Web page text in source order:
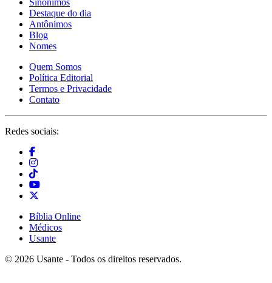
Destaque do dia
Antônimos
Blog
Nomes
Quem Somos
Política Editorial
Termos e Privacidade
Contato
Redes sociais:
Bíblia Online
Médicos
Usante
© 2026 Usante - Todos os direitos reservados.